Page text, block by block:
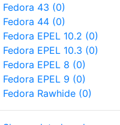
Fedora 43 (0)
Fedora 44 (0)
Fedora EPEL 10.2 (0)
Fedora EPEL 10.3 (0)
Fedora EPEL 8 (0)
Fedora EPEL 9 (0)
Fedora Rawhide (0)